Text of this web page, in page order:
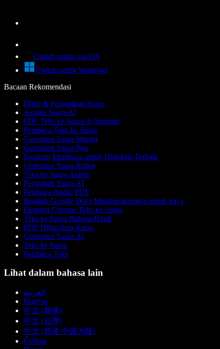
Unduh untuk macOS
Unduh untuk Windows
Bacaan Rekomendasi
Dikte & Pengetikan Suara
Asisten Suara AI
PDF Teks ke Suara di Android
Pembaca Teks ke Suara
Generator Suara Wanita
Generator Suara Pria
Program Membaca untuk Disleksia Terbaik
Generator Suara Robot
Teks ke Suara Anime
Pengubah Suara AI
Pembaca Audio PDF
Bisakah Google Docs Membacakannya untuk Saya
Ekstensi Chrome Teks ke Suara
Teks ke Suara Bahasa Hindi
PDF Dibacakan Keras
Generator Suara AI
Teks ke Suara
Pembaca Teks
Lihat dalam bahasa lain
العربية
Magyar
中文 (简体)
中文 (台灣)
中文 (简体 中国大陆)
Čeština